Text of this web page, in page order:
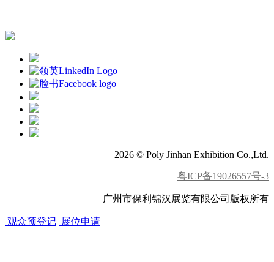
2026 © Poly Jinhan Exhibition Co.,Ltd.
粤ICP备19026557号-3
广州市保利锦汉展览有限公司版权所有
观众预登记 展位申请